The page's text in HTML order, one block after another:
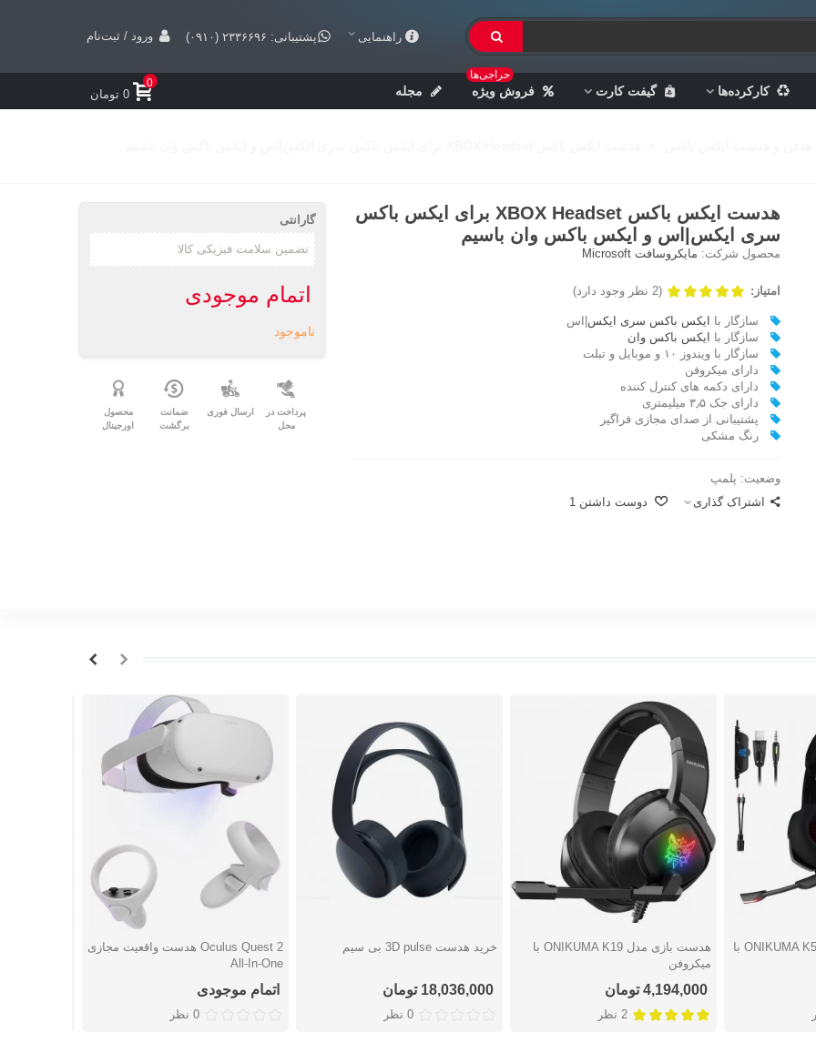
راهنمایی پشتیبانی: ۲۳۳۶۶۹۶ (۰۹۱۰) ورود / ثبت‌نام
کارکرده‌ها گیفت کارت فروش ویژه
حراجی‌ها
مجله
0
0 تومان
هدست ایکس باکس XBOX Headset برای ایکس باکس
سری ایکس|اس و ایکس باکس وان باسیم
محصول شرکت: مایکروسافت Microsoft
امتیاز: (2 نظر وجود دارد)
سازگار با ایکس باکس سری ایکس |اس
سازگار با
ایکس باکس وان
سازگار با ویندوز ۱۰ و موبایل و تبلت
دارای میکروفن
دارای دکمه های کنترل کننده
دارای جک ۳٫۵ میلیمتری
پشتیبانی از صدای مجازی فراگیر
رنگ مشکی
وضعیت: پلمپ
اشتراک گذاری
دوست داشتن 1
گارانتی
اتمام موجودی
ناموجود
پرداخت در
محل
ارسال فوری
ضمانت
برگشت
محصول
اورجینال
هدست بازی مدل ONIKUMA K5 pro با
دوست داشتن
هدست بازی مدل ONIKUMA K19 با
میکروفن
4,194,000 تومان
2 نظر
دوست داشتنخرید هدست 3D pulse بی سیم
18,036,000 تومان
0 نظر
دوست داشتنOculus Quest 2 هدست واقعیت مجازی
All-In-One
اتمام موجودی
0 نظر